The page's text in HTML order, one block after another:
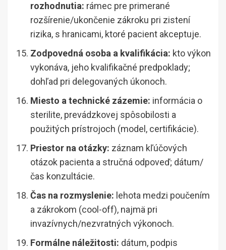
rozhodnutia: rámec pre primerané
rozšírenie/ukončenie zákroku pri zistení
rizika, s hranicami, ktoré pacient akceptuje.
Zodpovedná osoba a kvalifikácia: kto výkon
vykonáva, jeho kvalifikačné predpoklady;
dohľad pri delegovaných úkonoch.
Miesto a technické zázemie: informácia o
sterilite, prevádzkovej spôsobilosti a
použitých prístrojoch (model, certifikácie).
Priestor na otázky: záznam kľúčových
otázok pacienta a stručná odpoveď; dátum/
čas konzultácie.
Čas na rozmyslenie: lehota medzi poučením
a zákrokom (cool-off), najmä pri
invazívnych/nezvratných výkonoch.
Formálne náležitosti: dátum, podpis